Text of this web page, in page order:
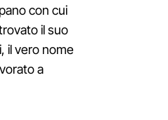
con cui
il suo
il vero nome
a